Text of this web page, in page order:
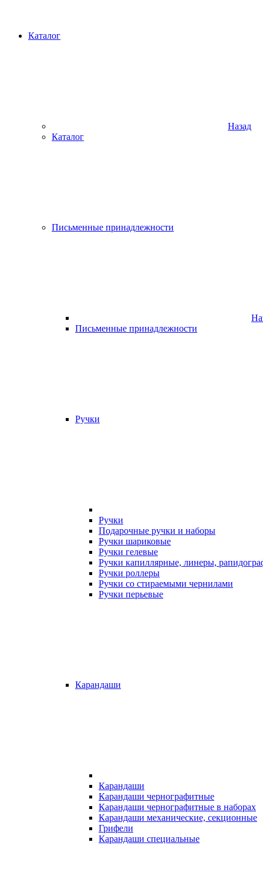
Каталог
Назад
Каталог
Письменные принадлежности
Письменные принадлежности
Ручки
Ручки
Подарочные ручки и наборы
Ручки шариковые
Ручки гелевые
Ручки капиллярные, линеры,
Ручки роллеры
Ручки со стираемыми чернилами
Ручки перьевые
Карандаши
Карандаши
Карандаши чернографитные
Карандаши чернографитные в наборах
Карандаши механические, секционные
Грифели
Карандаши специальные